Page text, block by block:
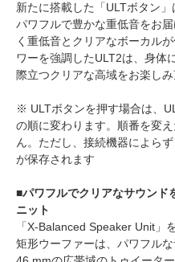
新たに搭載した「ULTボタン
パワフルで豊かな重低音をお
く重低音とクリアなボーカル
ワーを強調したULT2は、身体
際立つクリアな高域をお楽しみ
※ ULTボタンを押す場合は、
の順に変わります。順番を変
ん。ただし、接続機器によら
が保存されます
■パワフルでクリアなサウンド
ニット
「X-Balanced Speaker Unit
矩形ウーファーは、パワフル